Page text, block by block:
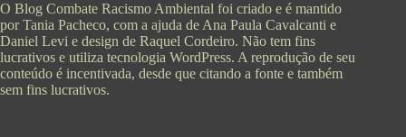
O Blog Combate Racismo Ambiental foi criado e é mantido
por Tania Pacheco, com a ajuda de Ana Paula Cavalcanti e
Daniel Levi e design de Raquel Cordeiro. Não tem fins
lucrativos e utiliza tecnologia WordPress. A reprodução de seu
conteúdo é incentivada, desde que citando a fonte e também
sem fins lucrativos.